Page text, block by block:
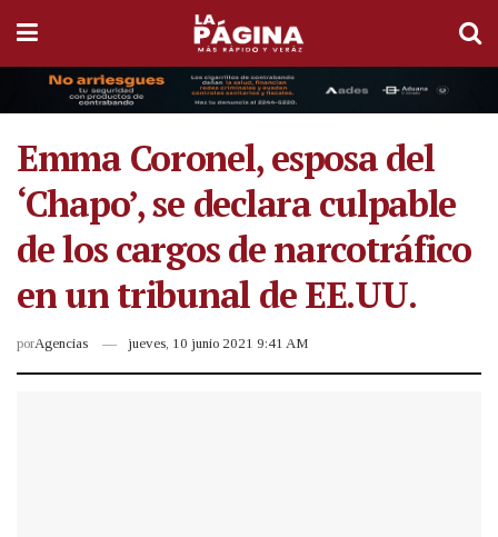
Emma Coronel, esposa del
‘Chapo’, se declara culpable
de los cargos de narcotráfico
en un tribunal de EE.UU.
porAgencias jueves, 10 junio 2021 9:41 AM